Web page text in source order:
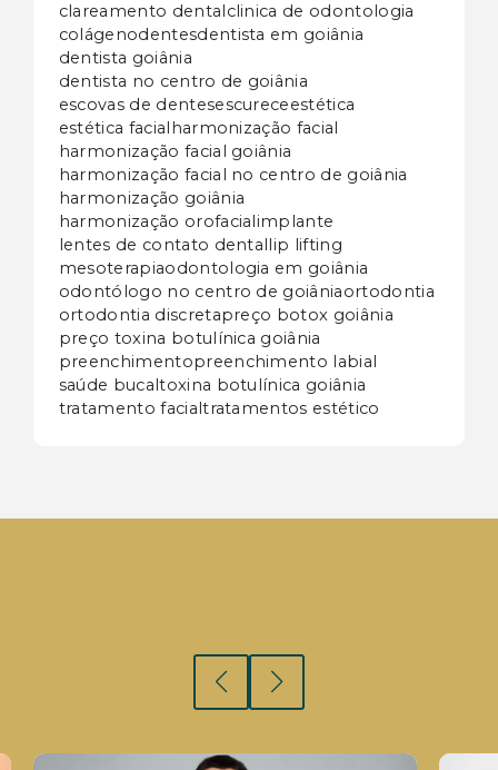
clareamento dental clinica de odontologia
colágenodentesdentista em goiânia
dentista goiânia
dentista no centro de goiânia
escovas de dentesescureceestética
estética facial harmonização facial
harmonização facial goiânia
harmonização facial no centro de goiânia
harmonização goiânia
harmonização orofacial implante
lentes de contato dental lip lifting
mesoterapiaodontologia em goiânia
odontólogo no centro de goiâniaortodontia
ortodontia discretapreço botox goiânia
preço toxina botulínica goiânia
preenchimentopreenchimento labial
saúde bucaltoxina botulínica goiânia
tratamento facialtratamentos estético